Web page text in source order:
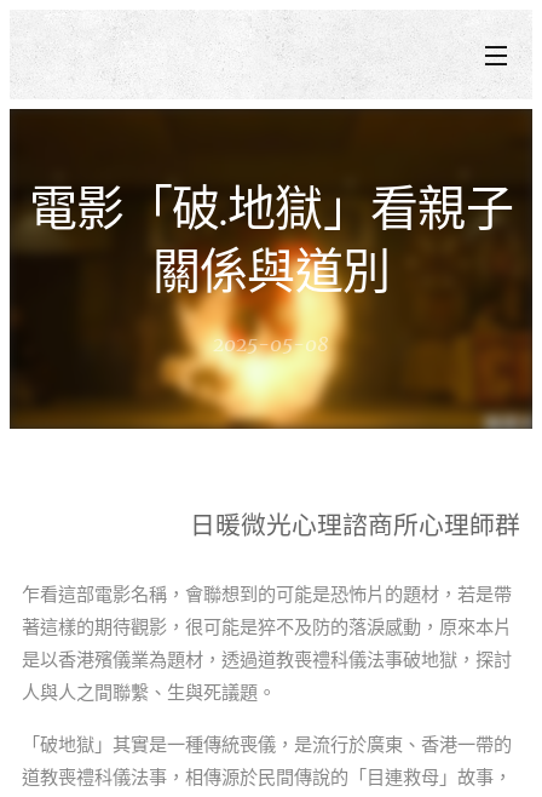
電影「破.地獄」看親子
關係與道別
2025-05-08
日暖微光心理諮商所心理師群
乍看這部電影名稱，會聯想到的可能是恐怖片的題材，若是帶
著這樣的期待觀影，很可能是猝不及防的落淚感動，原來本片
是以香港殯儀業為題材，透過道教喪禮科儀法事破地獄，探討
人與人之間聯繫、生與死議題。
「破地獄」其實是一種傳統喪儀，是流行於廣東、香港一帶的
道教喪禮科儀法事，相傳源於民間傳說的「目連救母」故事，